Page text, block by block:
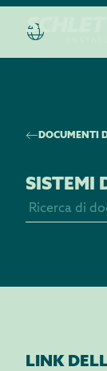
DOCUMENTI
SISTEMI
LINK